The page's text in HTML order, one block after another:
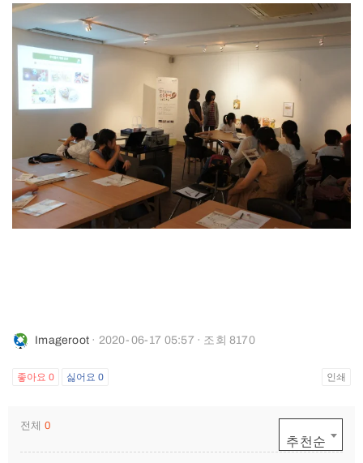
Imageroot · 2020-06-17 05:57 · 조회 8170
좋아요 0 싫어요0 인쇄
전체 0
추천순